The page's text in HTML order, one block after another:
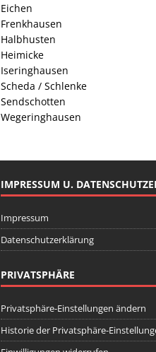
Eichen
Frenkhausen
Halbhusten
Heimicke
Iseringhausen
Scheda / Schlenke
Sendschotten
Wegeringhausen
IMPRESSUM U.
Impressum
Datenschutzerklärung
PRIVATSPHÄRE
Privatsphäre-Einstellungen ändern
Historie der Privatsphäre-